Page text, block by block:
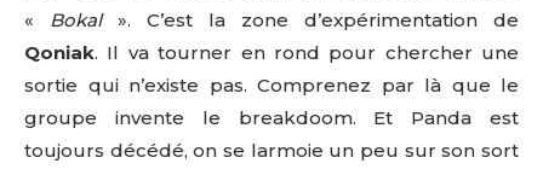
« Bokal». C’est la zone d’expérimentation de
Qoniak. Il va tourner en rond pour chercher une
sortie qui n’existe pas. Comprenez par là que le
groupe invente le breakdoom. Et Panda est
toujours décédé, on se larmoie un peu sur son sort